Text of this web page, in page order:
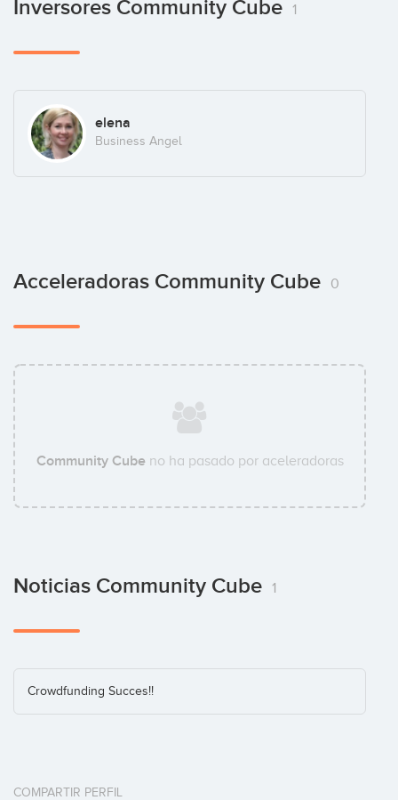
Inversores Community Cube 1
elena
Business Angel
Acceleradoras Community Cube 0
Community Cubeno ha pasado por aceleradoras
Noticias Community Cube 1
Crowdfunding Succes!!
COMPARTIR PERFIL